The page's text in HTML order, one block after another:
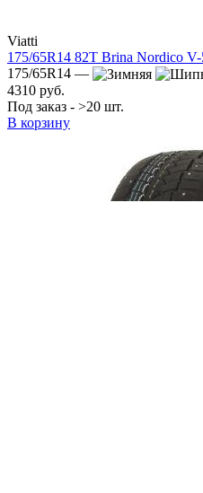
Viatti
175/65R14 82T Brina Nordico
175/65R14 —
4310 руб.
Под заказ - >20 шт.
В корзину